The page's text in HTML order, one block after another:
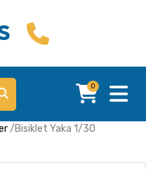
0
/Bisiklet Yaka 1/30